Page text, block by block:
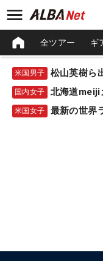
全ツアー ギ
米国男子 松山英樹ら
国内女子 北海道
米国女子 最新の世界